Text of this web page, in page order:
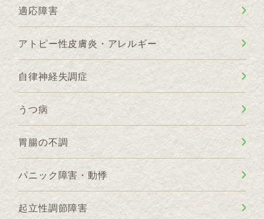
適応障害
アトピー性皮膚炎・アレルギー
自律神経失調症
うつ病
胃腸の不調
パニック障害・動悸
起立性調節障害